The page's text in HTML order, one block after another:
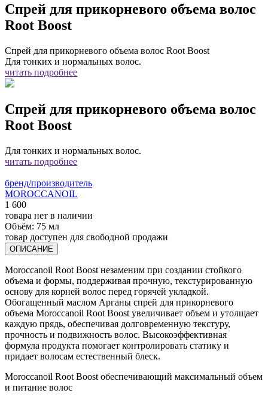
Cпрей для прикорневого объема волос
Root Boost
Cпрей для прикорневого объема волос Root Boost
Для тонких и нормальных волос.
читать подробнее
Cпрей для прикорневого объема волос
Root Boost
Для тонких и нормальных волос.
читать подробнее
бренд/производитель
MOROCCANOIL
1 600
товара нет в наличии
Объём: 75 мл
товар доступен для свободной продажи
ОПИСАНИЕ
Moroccanoil Root Boost незаменим при создании стойкого
объема и формы, поддерживая прочную, текстурированную
основу для корней волос перед горячей укладкой.
Обогащенный маслом Арганы спрей для прикорневого
объема Moroccanoil Root Boost увеличивает объем и утолщает
каждую прядь, обеспечивая долговременную текстуру,
прочность и подвижность волос. Высокоэффективная
формула продукта помогает контролировать статику и
придает волосам естественный блеск.
Moroccanoil Root Boost обеспечивающий максимальный объем
и питание волос